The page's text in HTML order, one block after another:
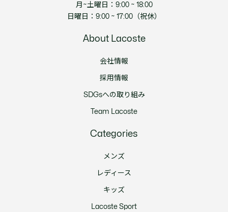
月~土曜日：9:00 ~ 18:00
日曜日：9:00 ~ 17:00（祝休）
About Lacoste
会社情報
採用情報
SDGsへの取り組み
Team Lacoste
Categories
メンズ
レディース
キッズ
Lacoste Sport